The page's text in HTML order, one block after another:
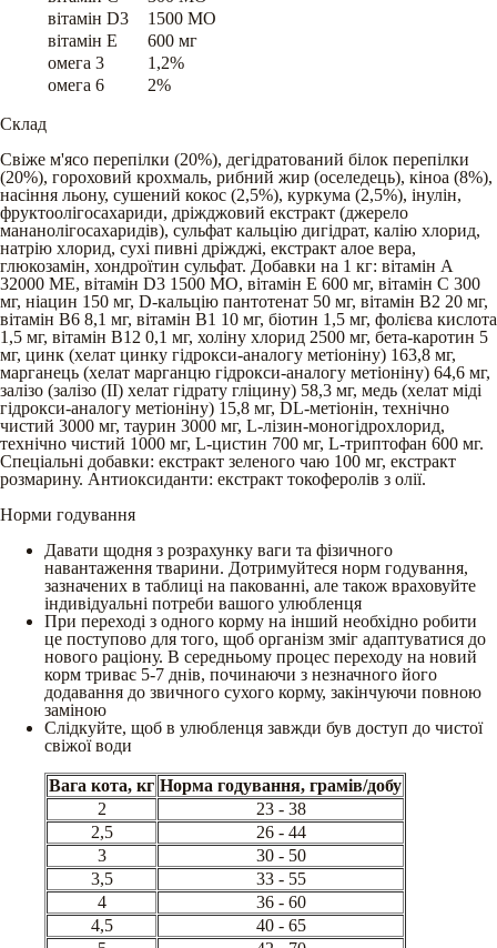
вітамін D3
1500 МО
вітамін E
600 мг
омега 3
1,2%
омега 6
2%
Склад
Свіже м'ясо перепілки (20%), дегідратований білок перепілки
(20%), гороховий крохмаль, рибний жир (оселедець), кіноа (8%),
насіння льону, сушений кокос (2,5%), куркума (2,5%), інулін,
фруктоолігосахариди, дріжджовий екстракт (джерело
мананолiгосахаридів), сульфат кальцію дигідрат, калію хлорид,
натрію хлорид, сухі пивні дріжджі, екстракт алое вера,
глюкозамін, хондроїтин сульфат. Добавки на 1 кг: вітамін А
32000 МЕ, вітамін D3 1500 МО, вітамін Е 600 мг, вітамін С 300
мг, ніацин 150 мг, D-кальцію пантотенат 50 мг, вітамін В2 20 мг,
вітамін В6 8,1 мг, вітамін В1 10 мг, біотин 1,5 мг, фолієва кислота
1,5 мг, вітамін В12 0,1 мг, холіну хлорид 2500 мг, бета-каротин 5
мг, цинк (хелат цинку гідрокси-аналогу метіоніну) 163,8 мг,
марганець (хелат марганцю гідрокси-аналогу метіоніну) 64,6 мг,
залізо (залізо (II) хелат гідрату гліцину) 58,3 мг, медь (хелат міді
гідрокси-аналогу метіоніну) 15,8 мг, DL-метіонін, технічно
чистий 3000 мг, таурин 3000 мг, L-лізин-моногідрохлорид,
технічно чистий 1000 мг, L-цистин 700 мг, L-триптофан 600 мг.
Спеціальні добавки: екстракт зеленого чаю 100 мг, екстракт
розмарину. Антиоксиданти: екстракт токоферолів з олії.
Норми годування
Давати щодня з розрахунку ваги та фізичного
навантаження тварини. Дотримуйтеся норм годування,
зазначених в таблиці на пакованні, але також враховуйте
індивідуальні потреби вашого улюбленця
При переході з одного корму на інший необхідно робити
це поступово для того, щоб організм зміг адаптуватися до
нового раціону. В середньому процес переходу на новий
корм триває 5-7 днів, починаючи з незначного його
додавання до звичного сухого корму, закінчуючи повною
заміною
Слідкуйте, щоб в улюбленця завжди був доступ до чистої
свіжої води
Вага кота, кг Норма годування, грамів/добу
2
23 - 38
2,5
26 - 44
3
30 - 50
3,5
33 - 55
4
36 - 60
4,5
40 - 65